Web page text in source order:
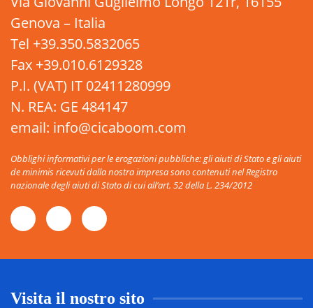
Genova – Italia
Tel +39.350.5832065
Fax +39.010.6129328
P.I. (VAT) IT 02411280999
N. REA: GE 484147
email: info@cicaboom.com
Obblighi informativi per le erogazioni pubbliche: gli aiuti di Stato e gli aiuti
de minimis ricevuti dalla nostra impresa sono contenuti nel Registro
nazionale degli aiuti di Stato di cui all’art. 52 della L. 234/2012
Visita il nostro sito